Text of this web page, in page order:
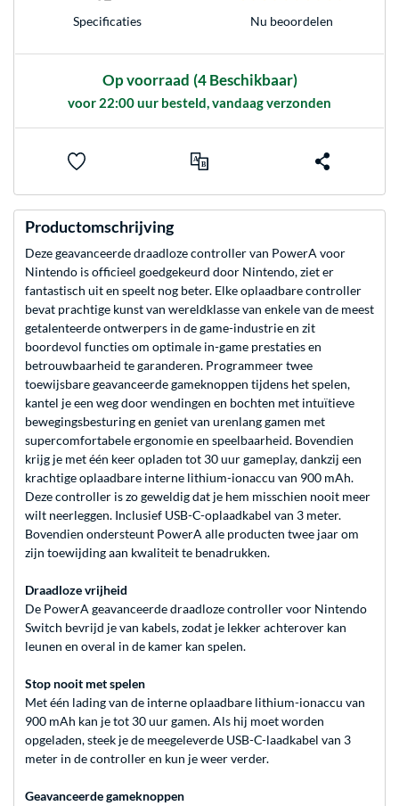
Specificaties Nu beoordelen
Op voorraad (4 Beschikbaar)
voor 22:00 uur besteld, vandaag verzonden
Productomschrijving
Deze geavanceerde draadloze controller van PowerA voor
Nintendo is officieel goedgekeurd door Nintendo, ziet er
fantastisch uit en speelt nog beter. Elke oplaadbare controller
bevat prachtige kunst van wereldklasse van enkele van de meest
getalenteerde ontwerpers in de game-industrie en zit
boordevol functies om optimale in-game prestaties en
betrouwbaarheid te garanderen. Programmeer twee
toewijsbare geavanceerde gameknoppen tijdens het spelen,
kantel je een weg door wendingen en bochten met intuïtieve
bewegingsbesturing en geniet van urenlang gamen met
supercomfortabele ergonomie en speelbaarheid. Bovendien
krijg je met één keer opladen tot 30 uur gameplay, dankzij een
krachtige oplaadbare interne lithium-ionaccu van 900 mAh.
Deze controller is zo geweldig dat je hem misschien nooit meer
wilt neerleggen. Inclusief USB-C-oplaadkabel van 3 meter.
Bovendien ondersteunt PowerA alle producten twee jaar om
zijn toewijding aan kwaliteit te benadrukken.
Draadloze vrijheid
De PowerA geavanceerde draadloze controller voor Nintendo
Switch bevrijd je van kabels, zodat je lekker achterover kan
leunen en overal in de kamer kan spelen.
Stop nooit met spelen
Met één lading van de interne oplaadbare lithium-ionaccu van
900 mAh kan je tot 30 uur gamen. Als hij moet worden
opgeladen, steek je de meegeleverde USB-C-laadkabel van 3
meter in de controller en kun je weer verder.
Geavanceerde gameknoppen